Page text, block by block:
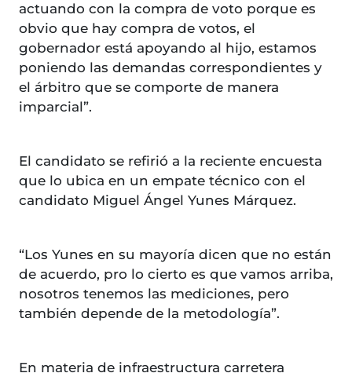
actuando con la compra de voto porque es
obvio que hay compra de votos, el
gobernador está apoyando al hijo, estamos
poniendo las demandas correspondientes y
el árbitro que se comporte de manera
imparcial”.
El candidato se refirió a la reciente encuesta
que lo ubica en un empate técnico con el
candidato Miguel Ángel Yunes Márquez.
“Los Yunes en su mayoría dicen que no están
de acuerdo, pro lo cierto es que vamos arriba,
nosotros tenemos las mediciones, pero
también depende de la metodología”.
En materia de infraestructura carretera